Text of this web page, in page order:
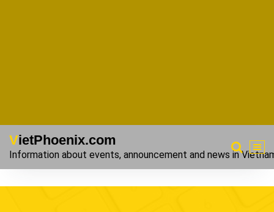
VietPhoenix.com
Information about events, announcement and news in